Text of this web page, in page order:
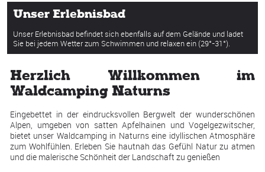
Unser Erlebnisbad
Unser Erlebnisbad befindet sich ebenfalls auf dem Gelände und ladet
Sie bei jedem Wetter zum Schwimmen und relaxen ein (29°-31°).
Herzlich Willkommen im
Waldcamping Naturns
Eingebettet in der eindrucksvollen Bergwelt der wunderschönen
Alpen, umgeben von satten Apfelhainen und Vogelgezwitscher,
bietet unser Waldcamping in Naturns eine idyllischen Atmosphäre
zum Wohlfühlen. Erleben Sie hautnah das Gefühl Natur zu atmen
und die malerische Schönheit der Landschaft zu genießen